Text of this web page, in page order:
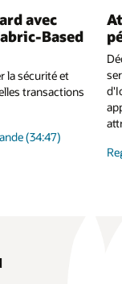
avec
Based
la sécurité et
transactions
sur
(34:47)